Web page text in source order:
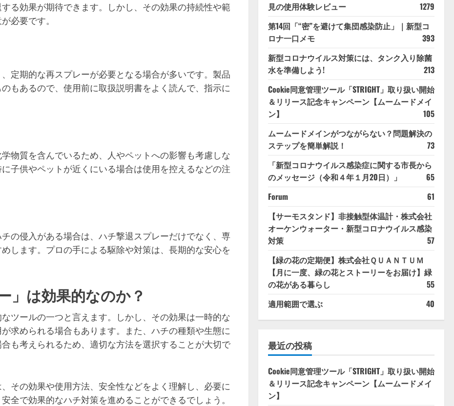
る効果が期待できます。しかし、その効果の持続性や範
必要です。
定期的な再スプレーが必要となる場合が多いです。製品
もあるので、使用前に取扱説明書をよく読んで、指示に
物質を含んでいるため、人やペットへの影響も考慮しな
子供やペットが近くにいる場合は使用を控えるなどの注
の侵入がある場合は、ハチ撃退スプレーだけでなく、専
します。プロの手による駆除や対策は、長期的な安心を
」は効果的なのか？
ツールの一つと言えます。しかし、その効果は一時的な
求められる場合もあります。また、ハチの種類や生態に
も考えられるため、適切な方法を選択することが大切で
その効果や使用方法、安全性などをよく理解し、必要に
全で効果的なハチ対策を進めることができるでしょう。
見の使用体験レビュー
1279
第14回「“密”を避けて集団感染防止」｜新型コ
ロナ一口メモ
393
新型コロナウイルス対策には、タンク入り除菌
水を準備しよう!
213
Cookie同意管理ツール「STRIGHT」取り扱い開始
＆リリース記念キャンペーン【ムームードメイ
ン】
105
ムームードメインがつながらない？問題解決の
ステップを簡単解説！
73
「新型コロナウイルス感染症に関する市長から
のメッセージ（令和４年１月20日）」
65
Forum
61
【サーモスタンド】非接触型体温計・株式会社
オーケンウォーター・新型コロナウイルス感染
対策
57
【緑の花の定期便】株式会社ＱＵＡＮＴＵＭ
【月に一度、緑の花とストーリーをお届け】緑
の花がある暮らし
55
適用範囲で選ぶ
40
最近の投稿
Cookie同意管理ツール「STRIGHT」取り扱い開始
＆リリース記念キャンペーン【ムームードメイ
ン】